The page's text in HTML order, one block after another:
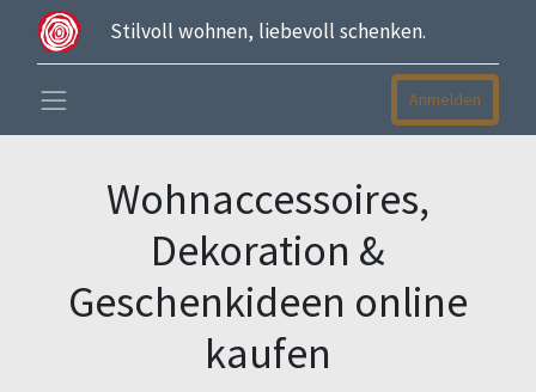
Stilvoll wohnen, liebevoll schenken.
Anmelden
Wohnaccessoires,
Dekoration &
Geschenkideen online
kaufen